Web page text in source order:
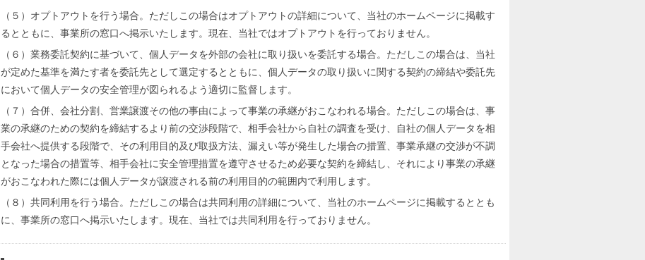
（５）オプトアウトを行う場合。ただしこの場合はオプトアウトの詳細について、当社のホームページに掲載す
るとともに、事業所の窓口へ掲示いたします。現在、当社ではオプトアウトを行っておりません。
（６）業務委託契約に基づいて、個人データを外部の会社に取り扱いを委託する場合。ただしこの場合は、当社
が定めた基準を満たす者を委託先として選定するとともに、個人データの取り扱いに関する契約の締結や委託先
において個人データの安全管理が図られるよう適切に監督します。
（７）合併、会社分割、営業譲渡その他の事由によって事業の承継がおこなわれる場合。ただしこの場合は、事
業の承継のための契約を締結するより前の交渉段階で、相手会社から自社の調査を受け、自社の個人データを相
手会社へ提供する段階で、その利用目的及び取扱方法、漏えい等が発生した場合の措置、事業承継の交渉が不調
となった場合の措置等、相手会社に安全管理措置を遵守させるため必要な契約を締結し、それにより事業の承継
がおこなわれた際には個人データが譲渡される前の利用目的の範囲内で利用します。
（８）共同利用を行う場合。ただしこの場合は共同利用の詳細について、当社のホームページに掲載するととも
に、事業所の窓口へ掲示いたします。現在、当社では共同利用を行っておりません。